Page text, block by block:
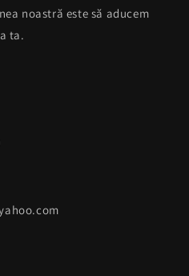
noastră este să aducem
ta.